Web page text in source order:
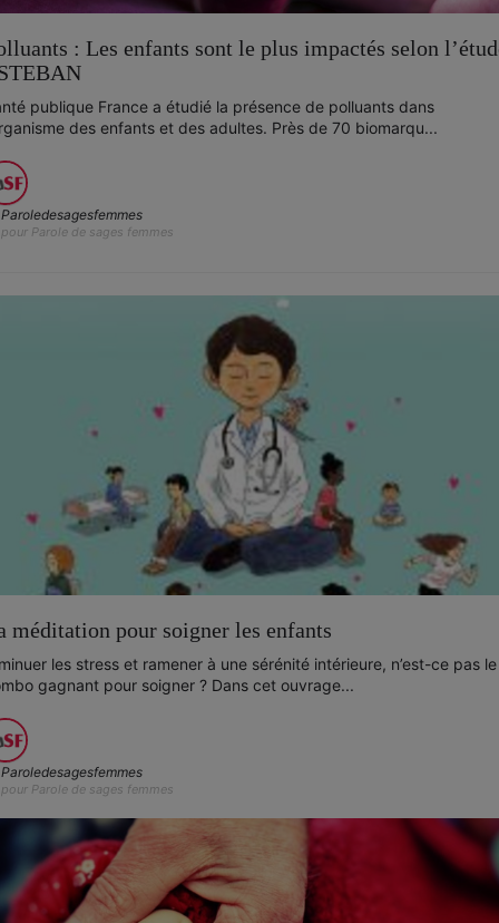
: Les enfants sont le plus impactés selon
publique France a étudié la présence de polluants dans
des enfants et des adultes. Près de 70 biomarqu...
Paroledesagesfemmes
pour Parole de sages femmes
méditation pour soigner les enfants
les stress et ramener à une sérénité intérieure, n’est-ce pas le
gagnant pour soigner ? Dans cet ouvrage...
Paroledesagesfemmes
pour Parole de sages femmes